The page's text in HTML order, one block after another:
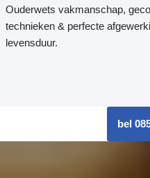
Ouderwets vakmanschap,
technieken & perfecte
levensduur.
bel